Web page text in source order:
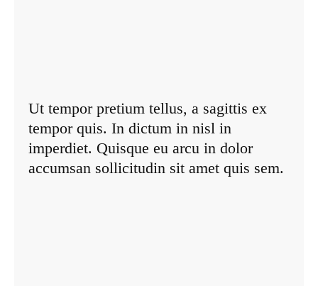
Ut tempor pretium tellus, a sagittis ex
tempor quis. In dictum in nisl in
imperdiet. Quisque eu arcu in dolor
accumsan sollicitudin sit amet quis sem.